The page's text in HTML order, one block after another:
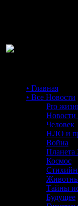
• Главная
• Все Новости
Pro
Новости
Человек
НЛО и
Война
Планета
Космос
Тайны
Будущее